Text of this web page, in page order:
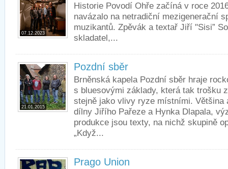
07.12.2023
Historie Povodí Ohře začíná v roce
navázalo na netradiční mezigenerační
muzikantů. Zpěvák a textař Jiří "Sisi”
skladatel,...
21.01.2015
Pozdní sběr
Brněnská kapela Pozdní sběr hraje
s bluesovými základy, která tak trošku
stejně jako vlivy ryze místními. Většina
dílny Jiřího Pařeze a Hynka Dlapala,
produkce jsou texty, na nichž
„Když...
Prago Union